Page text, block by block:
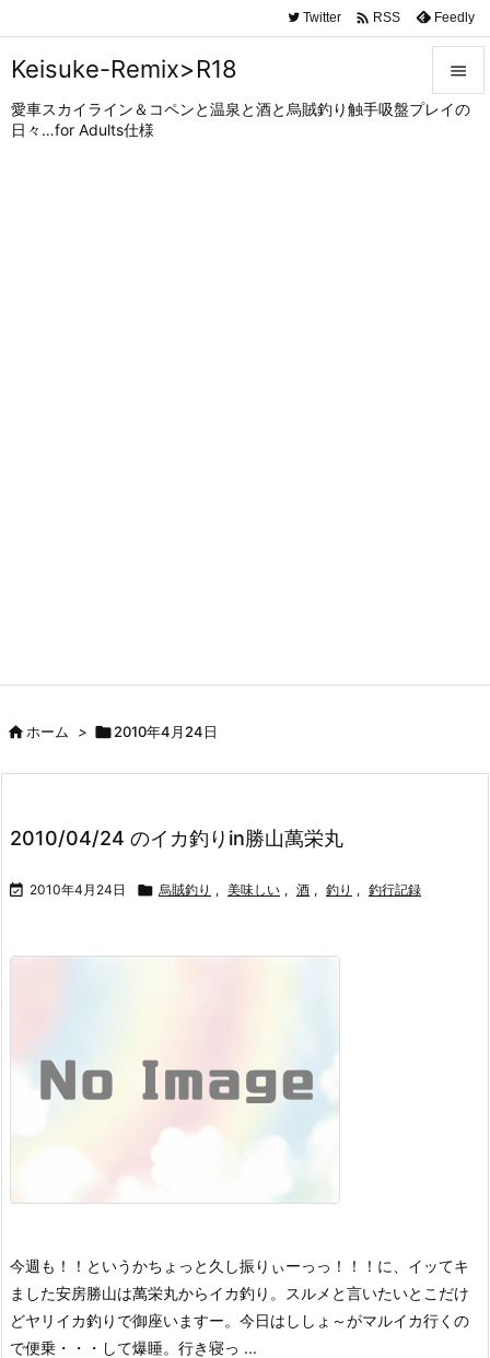
Keisuke-Remix>R18
愛車スカイライン＆コペンと温泉と酒と烏賊釣り触手吸盤プレイの
日々…for Adults仕様


Twitter  RSS Feedly
ホーム > 2010年4月24日
2010/04/24 のイカ釣りin勝山萬栄丸
 2010年4月24日  烏賊釣り , 美味しい , 酒 , 釣り , 釣行記録
今週も！！というかちょっと久し振りぃーっっ！！！に、イッてキ
ました安房勝山は萬栄丸からイカ釣り。スルメと言いたいとこだけ
どヤリイカ釣りで御座いますー。 今日はししょ～がマルイカ行くの
で便乗・・・して爆睡。 行き寝っ ...